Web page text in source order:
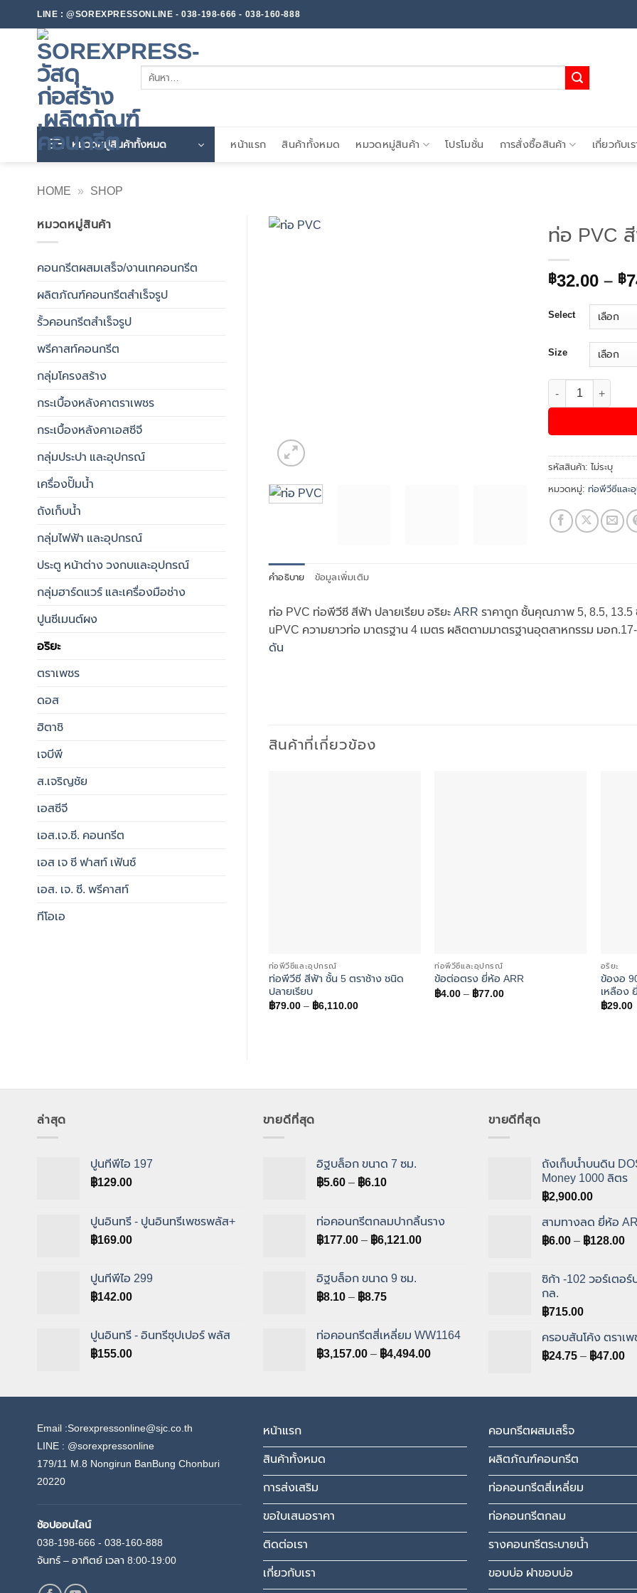
ไป
LINE : @SOREXPRESSONLINE - 038-198-666 - 038-160-888
ค้นหา:
หมวดหมู่สินค้าทั้งหมด หน้าแรก สินค้าทั้งหมด หมวดหมู่สินค้า โปรโมชั่น การสั่งซื้อสินค้า เกี่ยวกับเร
HOME » SHOP
หมวดหมู่สินค้า
คอนกรีตผสมเสร็จ/งานเทคอนกรีต
ผลิตภัณฑ์คอนกรีตสำเร็จรูป
รั้วคอนกรีตสำเร็จรูป
พรีคาสท์คอนกรีต
กลุ่มโครงสร้าง
กระเบื้องหลังคาตราเพชร
กระเบื้องหลังคาเอสซีจี
กลุ่มประปา และอุปกรณ์
เครื่องปั๊มน้ำ
ถังเก็บน้ำ
กลุ่มไฟฟ้า และอุปกรณ์
ประตู หน้าต่าง วงกบและอุปกรณ์
กลุ่มฮาร์ดแวร์ และเครื่องมือช่าง
ปูนซีเมนต์ผง
อริยะ
ตราเพชร
ดอส
ฮิตาชิ
เจบีพี
ส.เจริญชัย
เอสซีจี
เอส.เจ.ซี. คอนกรีต
เอส เจ ซี ฟาสท์ เฟ้นซ์
เอส. เจ. ซี. พรีคาสท์
ทีโอเอ
ท่อ PVC
฿32.00 – ฿
Select
Size
จำนวน ท่อ PVC สีฟ้
รหัสสินค้า:ไม่ระบุ
หมวดหมู่:ท่อพีวีซีและ
คำอธิบาย ข้อมูลเพิ่มเติม
ท่อ PVC ท่อพีวีซี สีฟ้า ปลายเรียบ อริยะ ARR ราคาถูก ชั้นคุณภาพ 5, 8.5, 13.5
uPVC ความยาวท่อ มาตรฐาน 4 เมตร ผลิตตามมาตรฐานอุตสาหกรรม มอก
ดัน
สินค้าที่เกี่ยวข้อง
ท่อพีวีซีและอุปกรณ์
ท่อพีวีซี สีฟ้า ชั้น 5 ตราช้าง ชนิด
ปลายเรียบ
฿79.00 – ฿6,110.00Price
ท่อพีวีซีและอุปกรณ์
ข้อต่อตรง ยี่ห้อ ARR
฿4.00 – ฿77.00Price
อริยะ
ข้องอ
เหลือง
฿29.00
ล่าสุด
ปูนทีพีไอ 197
฿129.00
ปูนอินทรี - ปูนอินทรีเพชรพลัส+
฿169.00
ปูนทีพีไอ 299
฿142.00
ปูนอินทรี - อินทรีซุปเปอร์ พลัส
฿155.00
ขายดีที่สุด
อิฐบล็อก ขนาด 7 ซม.
฿5.60 – ฿6.10Price
through
฿6.10
ท่อคอนกรีตกลมปากลิ้นราง
฿177.00 – ฿6,121.00Price
อิฐบล็อก ขนาด 9 ซม.
฿8.10 – ฿8.75Price
฿8.10
through
฿8.75
ท่อคอนกรีตสี่เหลี่ยม WW1164
฿3,157.00 – ฿4,494.00Price
through
ขายดีที่สุด
ถังเก็บน้ำบนดิน
Money 1000 ลิตร
฿2,900.00
สามทางลด ยี่ห้อ
฿6.00 – ฿128.00
฿
ซิก้า -102 วอร์เตอ
กล.
฿715.00
ครอบสันโค้ง ตราเพ
฿24.75 – ฿47.00
Email :Sorexpressonline@sjc.co.th
LINE : @sorexpressonline
179/11 M.8 Nongirun BanBung Chonburi
20220
ช้อปออนไลน์
038-198-666 - 038-160-888
จันทร์ – อาทิตย์ เวลา 8:00-19:00
หน้าแรก
สินค้าทั้งหมด
การส่งเสริม
ขอใบเสนอราคา
ติดต่อเรา
เกี่ยวกับเรา
คอนกรีตผสมเสร็จ
ผลิตภัณฑ์คอนกรีต
ท่อคอนกรีตสี่เหลี่ยม
ท่อคอนกรีตกลม
รางคอนกรีตระบายน้ำ
ขอบบ่อ ฝาขอบบ่อ